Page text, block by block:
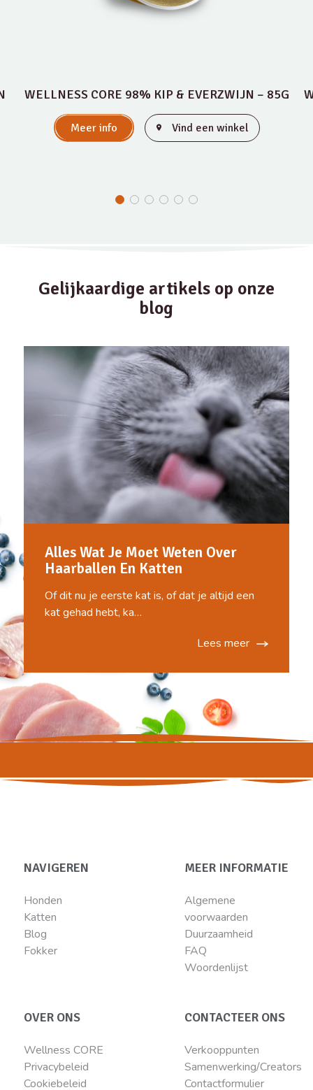
WELLNESS CORE 98% KIP & EVERZWIJN – 85G
Meer info Vind een winkel
Gelijkaardige artikels op onze
blog
Alles Wat Je Moet Weten Over
Haarballen En Katten
Of dit nu je eerste kat is, of dat je altijd een
kat gehad hebt, ka…
Lees meer
NAVIGEREN
Honden
Katten
Blog
Fokker
MEER INFORMATIE
Algemene
voorwaarden
Duurzaamheid
FAQ
Woordenlijst
OVER ONS
Wellness CORE
Privacybeleid
Cookiebeleid
CONTACTEER ONS
Verkooppunten
Samenwerking/Creators
Contactformulier